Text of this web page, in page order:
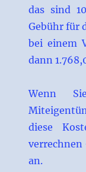
das sind
Gebühr für
bei einem
dann
Wenn
diese
an.